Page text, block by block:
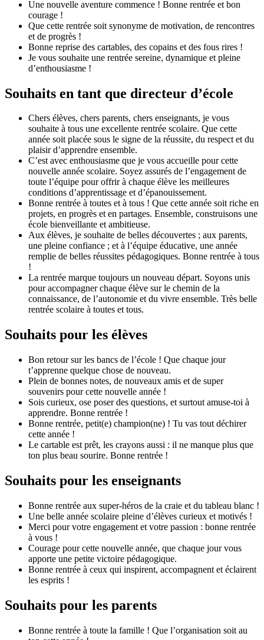
Une nouvelle aventure commence ! Bonne rentrée et bon
courage !
Que cette rentrée soit synonyme de motivation, de rencontres
et de progrès !
Bonne reprise des cartables, des copains et des fous rires !
Je vous souhaite une rentrée sereine, dynamique et pleine
d’enthousiasme !
Souhaits en tant que directeur d’école
Chers élèves, chers parents, chers enseignants, je vous
souhaite à tous une excellente rentrée scolaire. Que cette
année soit placée sous le signe de la réussite, du respect et du
plaisir d’apprendre ensemble.
C’est avec enthousiasme que je vous accueille pour cette
nouvelle année scolaire. Soyez assurés de l’engagement de
toute l’équipe pour offrir à chaque élève les meilleures
conditions d’apprentissage et d’épanouissement.
Bonne rentrée à toutes et à tous ! Que cette année soit riche en
projets, en progrès et en partages. Ensemble, construisons une
école bienveillante et ambitieuse.
Aux élèves, je souhaite de belles découvertes ; aux parents,
une pleine confiance ; et à l’équipe éducative, une année
remplie de belles réussites pédagogiques. Bonne rentrée à tous
!
La rentrée marque toujours un nouveau départ. Soyons unis
pour accompagner chaque élève sur le chemin de la
connaissance, de l’autonomie et du vivre ensemble. Très belle
rentrée scolaire à toutes et tous.
Souhaits pour les élèves
Bon retour sur les bancs de l’école ! Que chaque jour
t’apprenne quelque chose de nouveau.
Plein de bonnes notes, de nouveaux amis et de super
souvenirs pour cette nouvelle année !
Sois curieux, ose poser des questions, et surtout amuse-toi à
apprendre. Bonne rentrée !
Bonne rentrée, petit(e) champion(ne) ! Tu vas tout déchirer
cette année !
Le cartable est prêt, les crayons aussi : il ne manque plus que
ton plus beau sourire. Bonne rentrée !
Souhaits pour les enseignants
Bonne rentrée aux super-héros de la craie et du tableau blanc !
Une belle année scolaire pleine d’élèves curieux et motivés !
Merci pour votre engagement et votre passion : bonne rentrée
à vous !
Courage pour cette nouvelle année, que chaque jour vous
apporte une petite victoire pédagogique.
Bonne rentrée à ceux qui inspirent, accompagnent et éclairent
les esprits !
Souhaits pour les parents
Bonne rentrée à toute la famille ! Que l’organisation soit au